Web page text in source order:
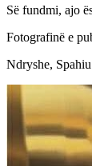
Së fundmi, ajo
Fotografinë e
Ndryshe,